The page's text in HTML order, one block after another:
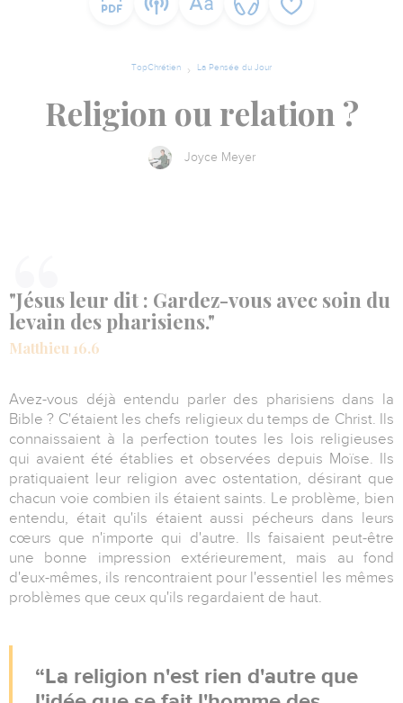
TopChrétien La Pensée du Jour
Religion ou relation ?
Joyce Meyer
"Jésus leur dit : Gardez-vous avec soin du
levain des pharisiens."
Matthieu 16.6
Avez-vous déjà entendu parler des pharisiens dans la
Bible ? C'étaient les chefs religieux du temps de Christ. Ils
connaissaient à la perfection toutes les lois religieuses
qui avaient été établies et observées depuis Moïse. Ils
pratiquaient leur religion avec ostentation, désirant que
chacun voie combien ils étaient saints. Le problème, bien
entendu, était qu'ils étaient aussi pécheurs dans leurs
cœurs que n'importe qui d'autre. Ils faisaient peut-être
une bonne impression extérieurement, mais au fond
d'eux-mêmes, ils rencontraient pour l'essentiel les mêmes
problèmes que ceux qu'ils regardaient de haut.
La religion n'est rien d'autre que